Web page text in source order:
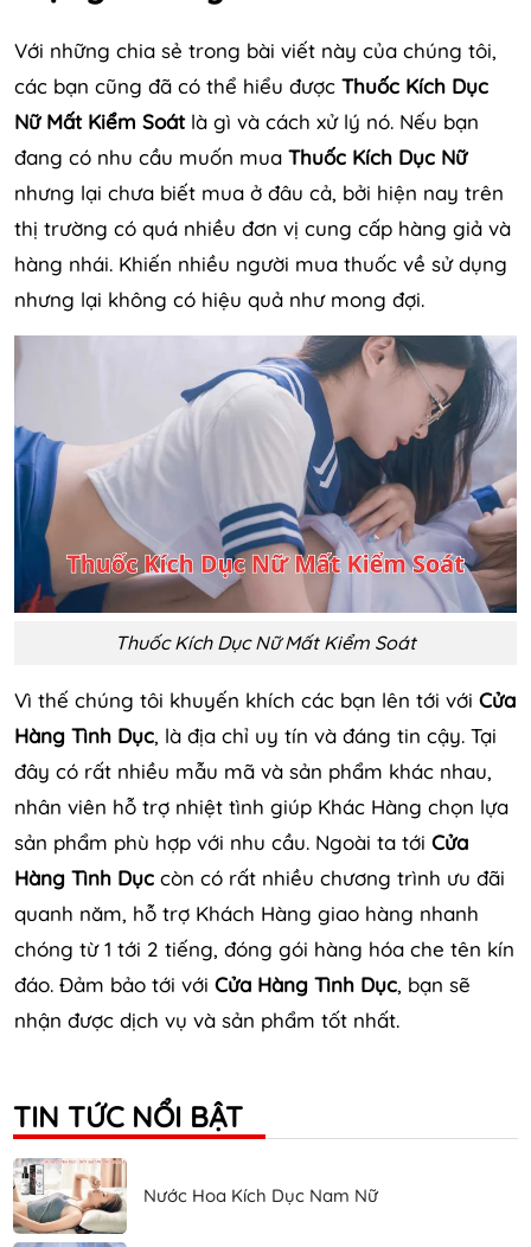
Với những chia sẻ trong bài viết này của chúng tôi,
các bạn cũng đã có thể hiểu được Thuốc Kích Dục
Nữ Mất Kiểm Soátlà gì và cách xử lý nó. Nếu bạn
đang có nhu cầu muốn mua Thuốc Kích Dục Nữ
nhưng lại chưa biết mua ở đâu cả, bởi hiện nay trên
thị trường có quá nhiều đơn vị cung cấp hàng giả và
hàng nhái. Khiến nhiều người mua thuốc về sử dụng
nhưng lại không có hiệu quả như mong đợi.
Thuốc Kích Dục Nữ Mất Kiểm Soát
Vì thế chúng tôi khuyến khích các bạn lên tới với Cửa
Hàng Tình Dục, là địa chỉ uy tín và đáng tin cậy. Tại
đây có rất nhiều mẫu mã và sản phẩm khác nhau,
nhân viên hỗ trợ nhiệt tình giúp Khác Hàng chọn lựa
sản phẩm phù hợp với nhu cầu. Ngoài ta tới Cửa
Hàng Tình Dục còn có rất nhiều chương trình ưu đãi
quanh năm, hỗ trợ Khách Hàng giao hàng nhanh
chóng từ 1 tới 2 tiếng, đóng gói hàng hóa che tên kín
đáo. Đảm bảo tới với Cửa Hàng Tình Dục, bạn sẽ
nhận được dịch vụ và sản phẩm tốt nhất.
TIN TỨC NỔI BẬT
Nước Hoa Kích Dục Nam Nữ